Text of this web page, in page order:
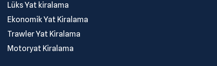
Lüks Yat kiralama
Ekonomik Yat Kiralama
Trawler Yat Kiralama
Motoryat Kiralama